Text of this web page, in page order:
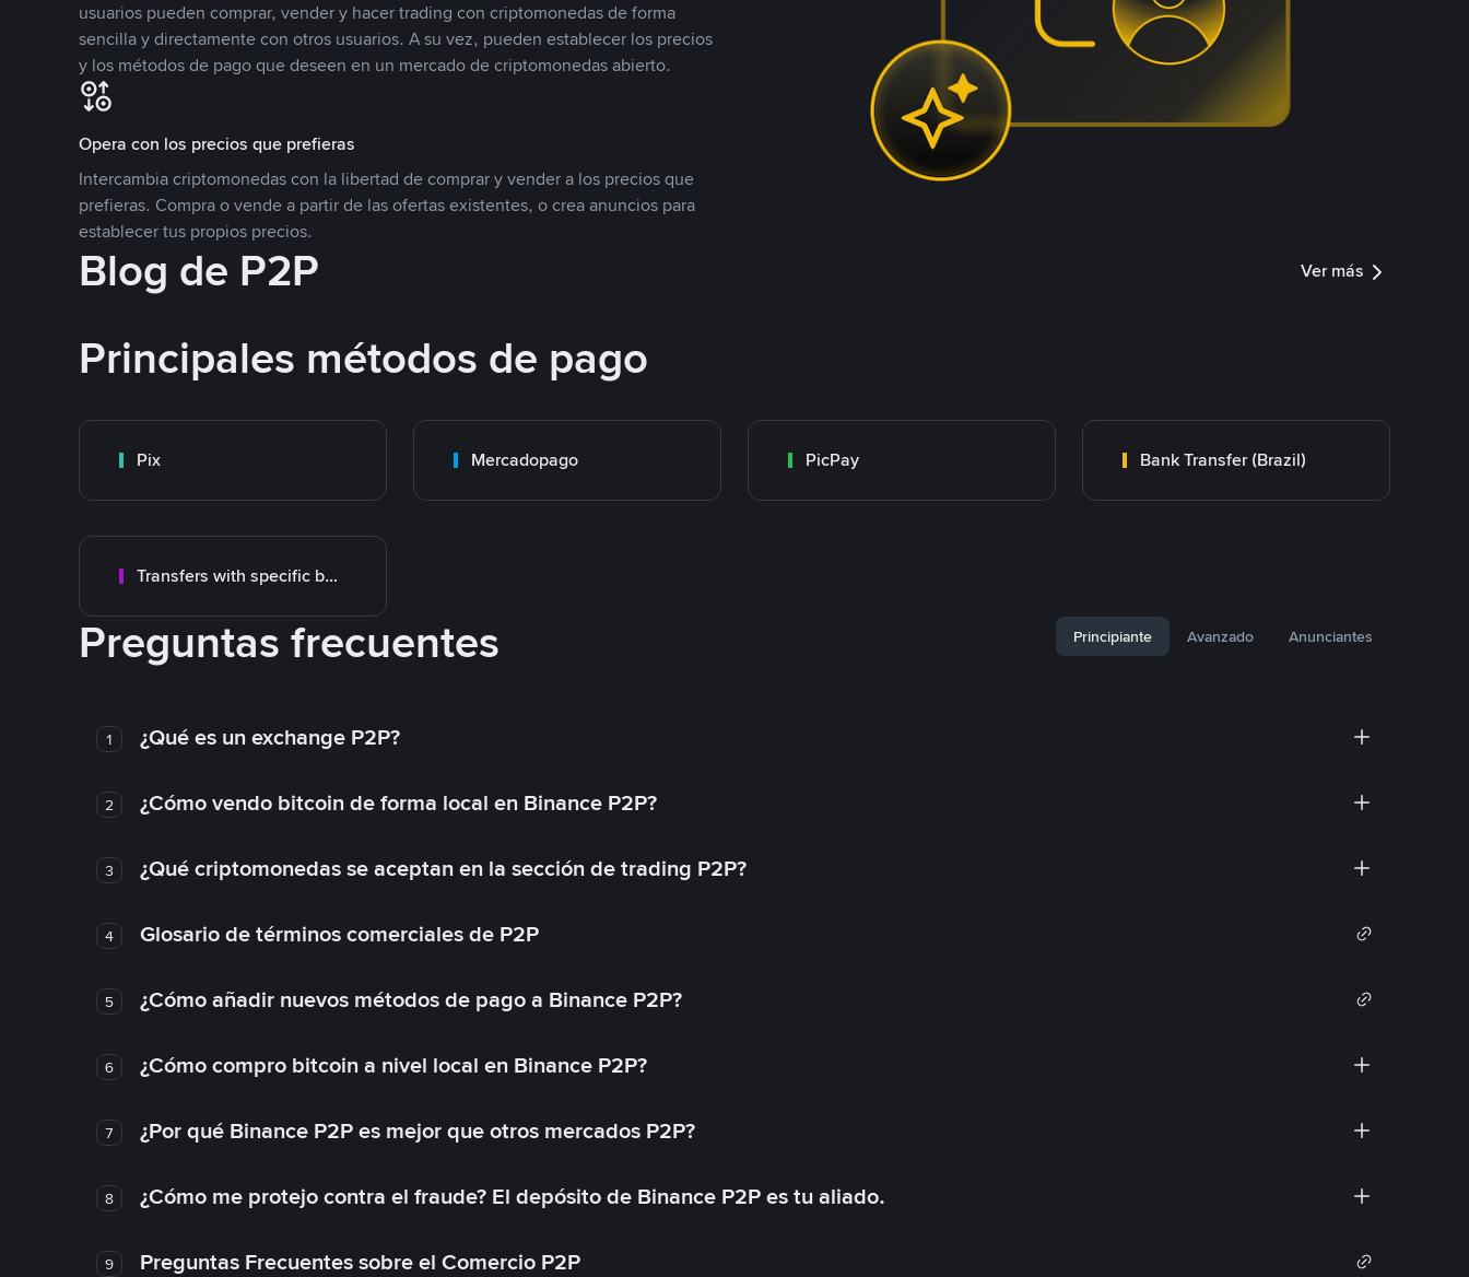
usuarios pueden comprar, vender y hacer trading con criptomonedas de forma
sencilla y directamente con otros usuarios. A su vez, pueden establecer los precios
y los métodos de pago que deseen en un mercado de criptomonedas abierto.
Opera con los precios que prefieras
Intercambia criptomonedas con la libertad de comprar y vender a los precios que
prefieras. Compra o vende a partir de las ofertas existentes, o crea anuncios para
establecer tus propios precios.
Blog de P2P Ver más
Principales métodos de pago
Pix Mercadopago PicPay Bank Transfer (Brazil)
Transfers with specific bank
Preguntas frecuentes Principiante Avanzado Anunciantes
1 ¿Qué es un exchange P2P?
2 ¿Cómo vendo bitcoin de forma local en Binance P2P?
3 ¿Qué criptomonedas se aceptan en la sección de trading P2P?
4 Glosario de términos comerciales de P2P
5 ¿Cómo añadir nuevos métodos de pago a Binance P2P?
6 ¿Cómo compro bitcoin a nivel local en Binance P2P?
7 ¿Por qué Binance P2P es mejor que otros mercados P2P?
8 ¿Cómo me protejo contra el fraude? El depósito de Binance P2P es tu aliado.
9 Preguntas Frecuentes sobre el Comercio P2P